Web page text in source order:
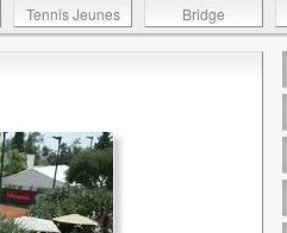
Tennis Jeunes Bridge